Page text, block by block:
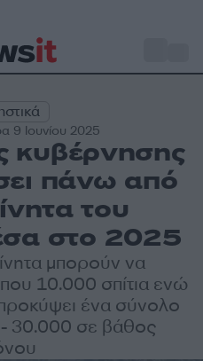
9 Ιουνίου 2025
κυβέρνησης
πάνω από
του
στο 2025
μπορούν να
10.000 σπίτια ενώ
ένα σύνολο
- 30.000 σε βάθος